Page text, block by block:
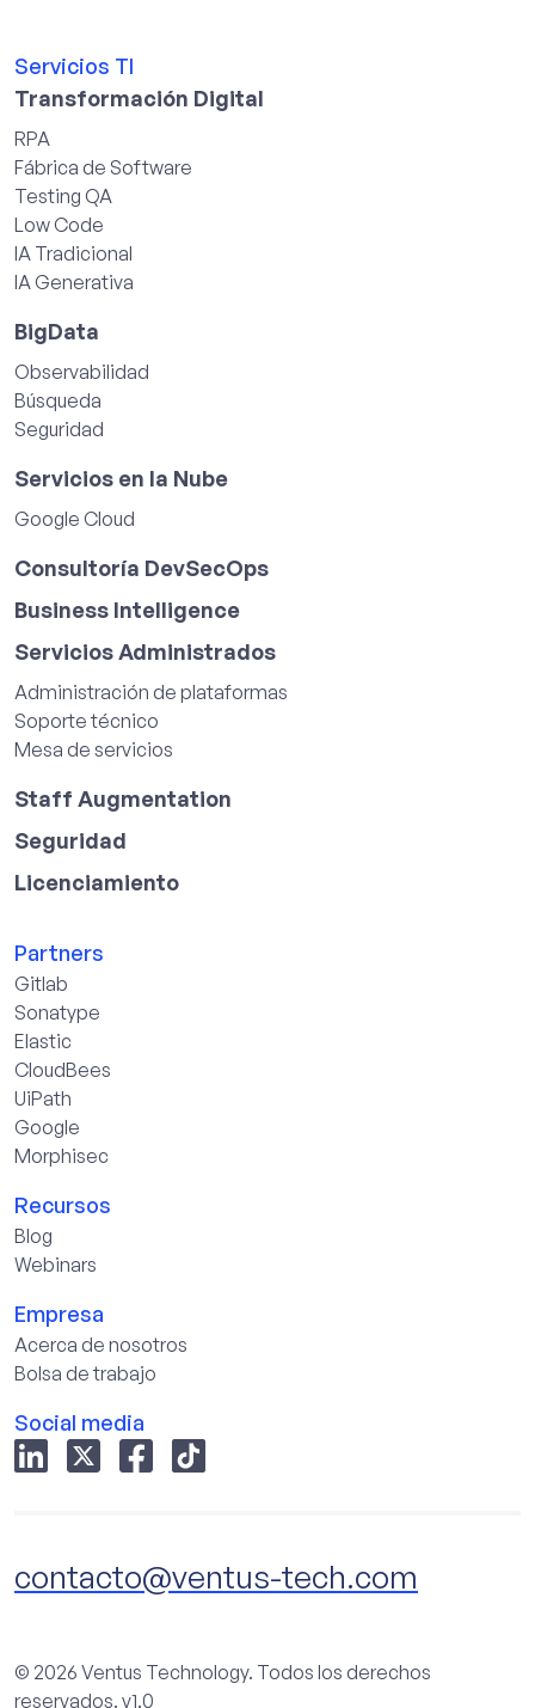
Servicios TI
Transformación Digital
RPA
Fábrica de Software
Testing QA
Low Code
IA Tradicional
IA Generativa
BigData
Observabilidad
Búsqueda
Seguridad
Servicios en la Nube
Google Cloud
Consultoría DevSecOps
Business Intelligence
Servicios Administrados
Administración de plataformas
Soporte técnico
Mesa de servicios
Staff Augmentation
Seguridad
Licenciamiento
Partners
Gitlab
Sonatype
Elastic
CloudBees
UiPath
Google
Morphisec
Recursos
Blog
Webinars
Empresa
Acerca de nosotros
Bolsa de trabajo
Social media
contacto@ventus-tech.com
© 2026 Ventus Technology. Todos los derechos
reservados. v1.0